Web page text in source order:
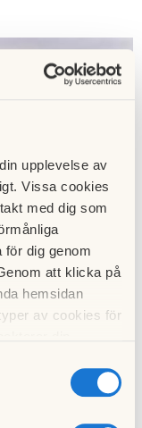
upplevelse av
Vissa cookies
med dig som
för dig genom
att klicka på
hemsidan
av cookies för
igen med
sundskajen.
den 5 april.